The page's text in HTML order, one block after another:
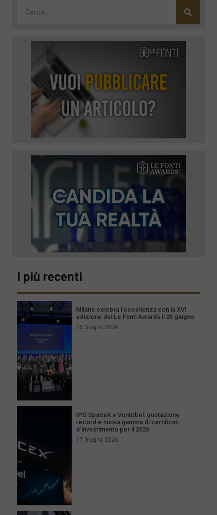
I più recenti
Milano celebra l’eccellenza con la XVI
edizione dei Le Fonti Awards il 25 giugno
26 Giugno 2026
IPO SpaceX e Vontobel: quotazione
record e nuova gamma di certificati
d’investimento per il 2026
17 Giugno 2026